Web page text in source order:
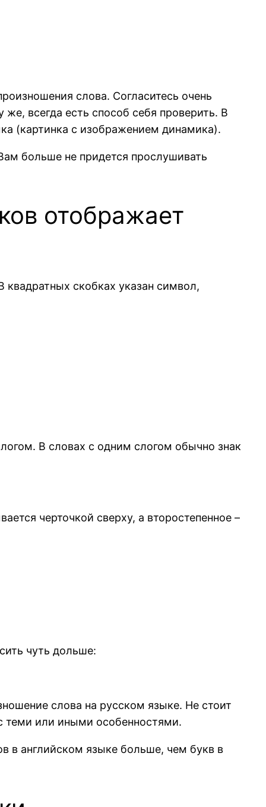
слова. Согласитесь очень
всегда есть способ себя проверить. В
(картинка с изображением динамика).
больше не придется прослушивать
отображает
скобках указан символ,
В словах с одним слогом обычно знак
черточкой сверху, а второстепенное –
чуть дольше:
слова на русском языке. Не стоит
теми или иными особенностями.
в английском языке больше, чем букв в